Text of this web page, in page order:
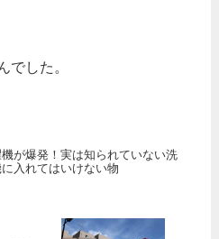
でした。
が爆発！実は知られていない洗
入れてはいけない物